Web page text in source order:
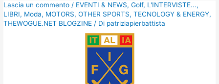
Lascia un commento / EVENTI & NEWS,Golf, L'INTERVISTE...,
LIBRI, Moda, MOTORS,OTHER SPORTS,TECNOLOGY & ENERGY,
THEWOGUE.NET BLOGZINE / Di patriziapierbattista